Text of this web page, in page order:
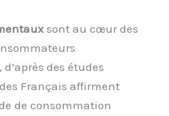
sont au cœur des
des études
Français affirment
de consommation